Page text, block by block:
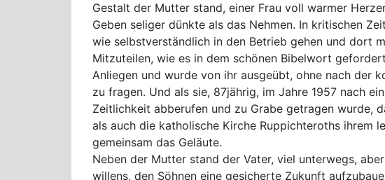
Gestalt der Mutter stand, einer Frau voll warmer
Geben seliger dünkte als das Nehmen. In kritischen
wie selbstverständlich in den Betrieb gehen und dort
Mitzuteilen, wie es in dem schönen Bibelwort
Anliegen und wurde von ihr ausgeübt, ohne nach der
zu fragen. Und als sie, 87jährig, im Jahre 1957 nach
Zeitlichkeit abberufen und zu Grabe getragen wurde,
als auch die katholische Kirche Ruppichteroths ihrem
gemeinsam das Geläute.
Neben der Mutter stand der Vater, viel unterwegs,
willens, den Söhnen eine gesicherte Zukunft